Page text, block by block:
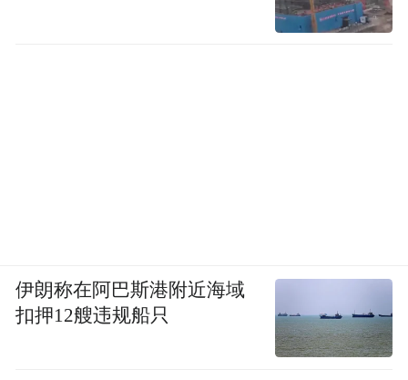
伊朗称在阿巴斯港附近海域
扣押12艘违规船只